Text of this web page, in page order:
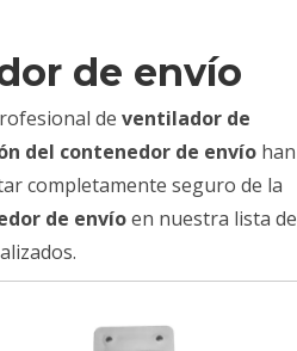
de envío
de ventilador de
del contenedor de envío han
completamente seguro de la
de envíoen nuestra lista de